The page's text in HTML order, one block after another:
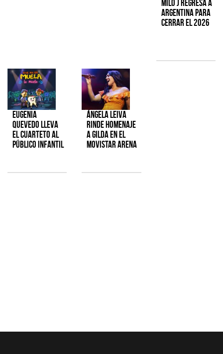
Milo J regresa a
Argentina para
cerrar el 2026
Eugenia
Quevedo lleva
el cuarteto al
público infantil
Ángela Leiva
rinde homenaje
a Gilda en el
Movistar Arena